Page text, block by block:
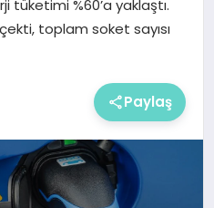
tüketimi %60’a yaklaştı.
toplam soket sayısı
Paylaş